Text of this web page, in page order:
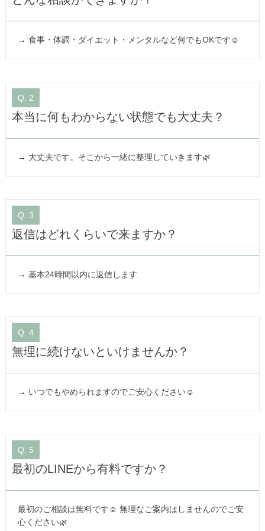
→ 食事・体調・ダイエット・メンタルなど何でもOKです☺️
Q. 2
本当に何もわからない状態でも大丈夫？
→ 大丈夫です。そこから一緒に整理していきます🌿
Q. 3
返信はどれくらいで来ますか？
→ 基本24時間以内に返信します
Q. 4
無理に続けないといけませんか？
→ いつでもやめられますのでご安心ください☺️
Q. 5
最初のLINEから有料ですか？
最初のご相談は無料です☺️ 無理なご案内はしませんのでご安
心ください🌿